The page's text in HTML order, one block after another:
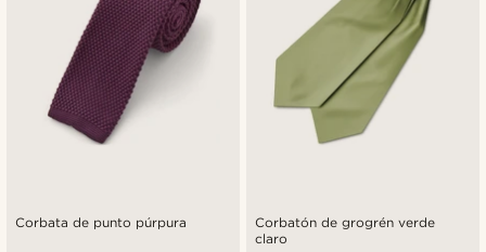
Corbata de punto púrpura
Corbatón de grogrén verde
claro